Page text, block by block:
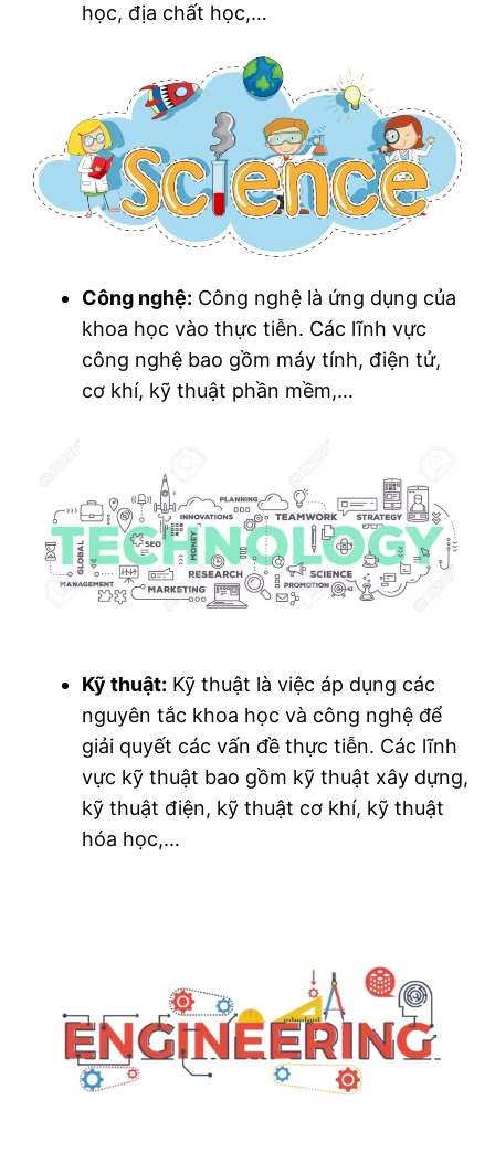
học, địa chất học,…
Công nghệ: Công nghệ là ứng dụng của
khoa học vào thực tiễn. Các lĩnh vực
công nghệ bao gồm máy tính, điện tử,
cơ khí, kỹ thuật phần mềm,…
Kỹ thuật: Kỹ thuật là việc áp dụng các
nguyên tắc khoa học và công nghệ để
giải quyết các vấn đề thực tiễn. Các lĩnh
vực kỹ thuật bao gồm kỹ thuật xây dựng,
kỹ thuật điện, kỹ thuật cơ khí, kỹ thuật
hóa học,…